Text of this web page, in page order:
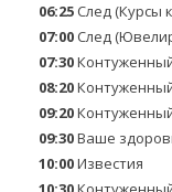
06:25След (Курсы
07:00След
07:30
08:20
09:20
09:30Ваше
10:00Известия